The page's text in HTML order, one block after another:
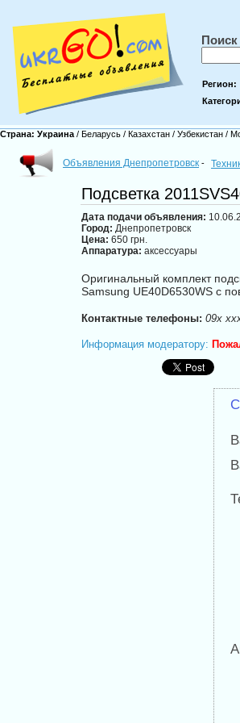
Регион:
Страна: Украина / Беларусь / Казахстан / Узбекистан /
Объявления Днепропетровск -
Подсветка
Дата подачи объявления:
Город: Днепропетровск
Цена: 650 грн.
Аппаратура: аксессуары
Оригинальный комплект
Samsung UE40D6530WS с
Контактные телефоны: 09x
Информация модератору: